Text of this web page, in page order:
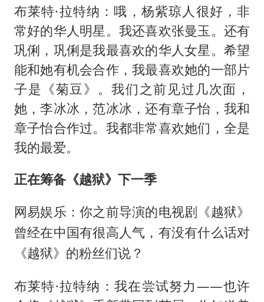
布莱特·拉特纳：哦，杨紫琼人很好，非
常好的华人明星。我还喜欢张曼玉。还有
巩俐，巩俐是我最喜欢的华人女星。希望
能和她有机会合作，我最喜欢她的一部片
子是《菊豆》。我们之前见过几次面，
她，李冰冰，范冰冰，还有章子怡，我和
章子怡合作过。我都非常喜欢她们，全是
我的最爱。
正在筹备《越狱》下一季
网易娱乐：你之前导演的电视剧《越狱》
曾经在中国有很高人气，有没有什么话对
《越狱》的粉丝们说？
布莱特·拉特纳：我在尝试努力——也许